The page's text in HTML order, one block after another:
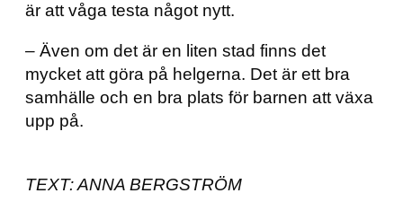
är att våga testa något nytt.
– Även om det är en liten stad finns det
mycket att göra på helgerna. Det är ett bra
samhälle och en bra plats för barnen att växa
upp på.
TEXT: ANNA BERGSTRÖM